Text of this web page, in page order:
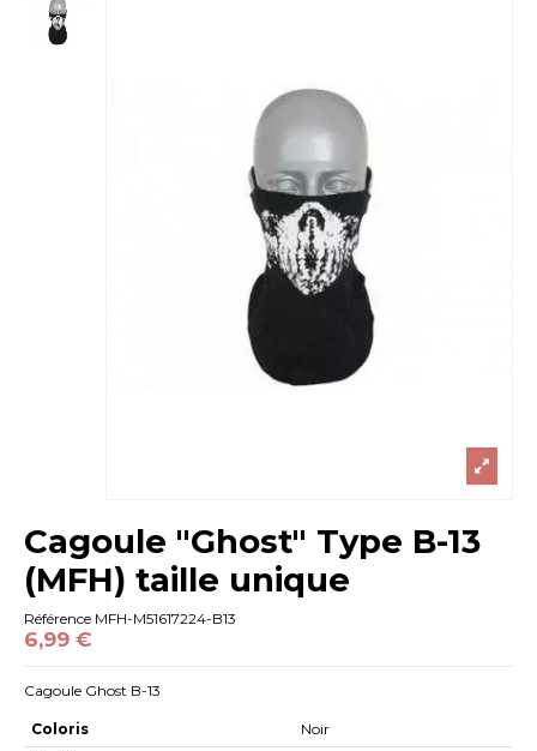
Cagoule "Ghost" Type B-13
(MFH) taille unique
Référence MFH-M51617224-B13
6,99 €
Cagoule Ghost B-13
Coloris
Noir